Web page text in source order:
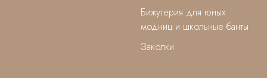
Бижутерия для юных
модниц и школьные банты
Заколки